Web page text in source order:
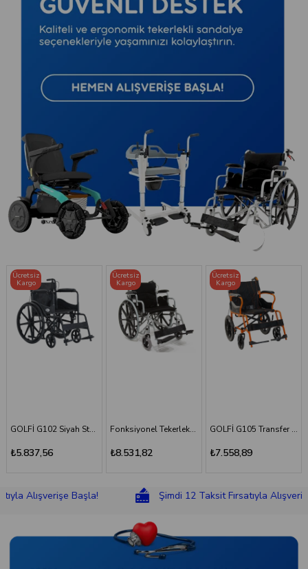
GOLFİ G102 Siyah Standart Tekerlekli Sandalye
₺5.837,56
Ücretsiz
Kargo
Fonksiyonel Tekerlekli Sandalye
₺8.531,82
Ücretsiz
Kargo
GOLFİ G105 Transfer Sandalyesi
₺7.558,89
Ücretsiz
Kargo
Başla! Şimdi 12 Taksit Fırsatıyla Alışverişe Başla!